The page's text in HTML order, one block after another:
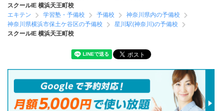
スクールIE 横浜天王町校
エキテン
学習塾・予備校 予備校
神奈川県内の予備校
神奈川県横浜市保土ケ谷区の予備校
星川駅(神奈川)の予備校
スクールIE 横浜天王町校